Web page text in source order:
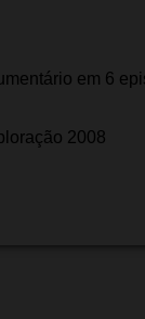
em 6
2008